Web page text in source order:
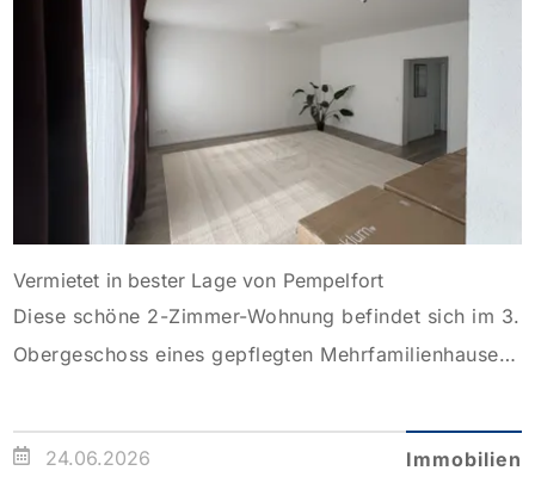
Begeben wir uns auf einen […]
Vermietet in bester Lage von Pempelfort
Diese schöne 2-Zimmer-Wohnung befindet sich im 3.
Obergeschoss eines gepflegten Mehrfamilienhauses.
Beim Betreten der Wohnung fällt sofort auf, dass hier
auf exklusive Materialien für die Sanierung 2024
24.06.2026 Immobilien